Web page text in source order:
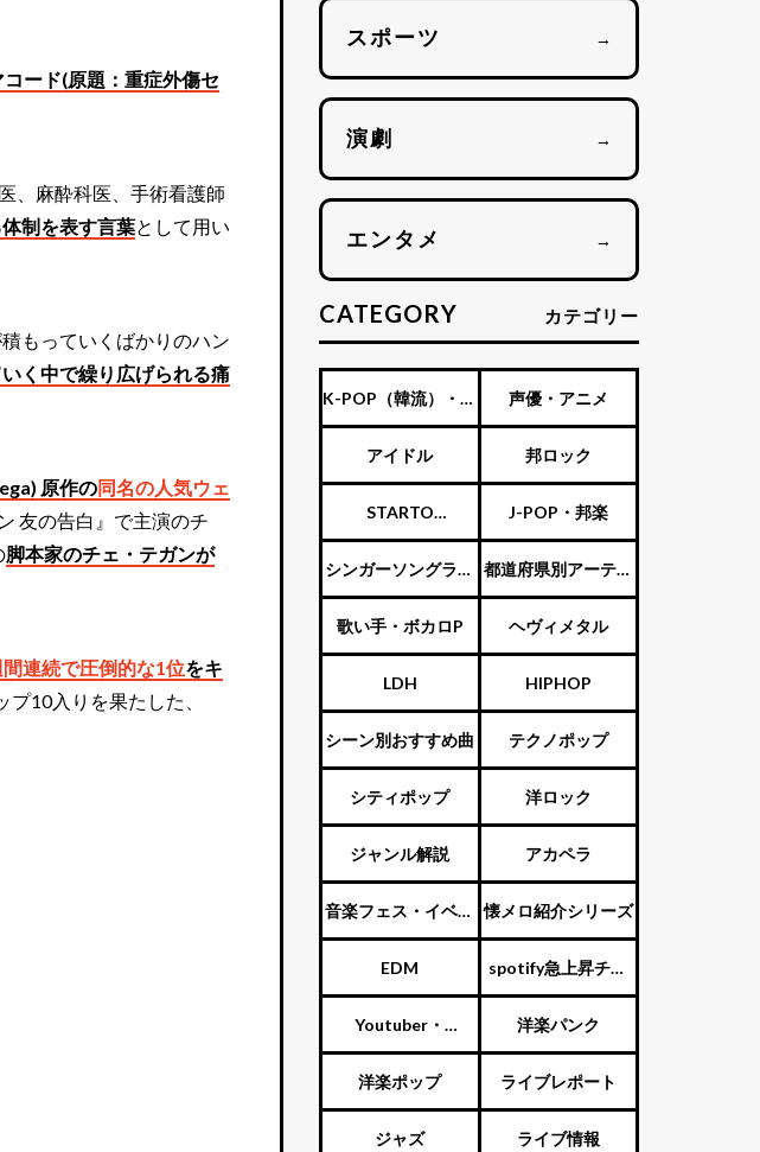
ード(原題：重症外傷セ
、麻酔科医、手術看護師
制を表す言葉として用い
もっていくばかりのハン
く中で繰り広げられる痛
原作の同名の人気ウェ
友の告白』で主演のチ
脚本家のチェ・テガンが
間連続で圧倒的な1位をキ
10入りを果たした、
スポーツ →
演劇 →
エンタメ →
CATEGORY カテゴリー
K-POP（韓流）・海
外アーティスト
声優・アニメ
アイドル 邦ロック
STARTO
ENTERTAINMENT（旧
ジャニーズ）
J-POP・邦楽
シンガーソングライ
ター
都道府県別アーティ
スト
歌い手・ボカロP ヘヴィメタル
LDH HIPHOP
シーン別おすすめ曲 テクノポップ
シティポップ 洋ロック
ジャンル解説 アカペラ
音楽フェス・イベン
ト
懐メロ紹介シリーズ
EDM spotify急上昇チャ
ート
Youtuber・
Vtuber・歌い手
洋楽パンク
洋楽ポップ ライブレポート
ジャズ ライブ情報